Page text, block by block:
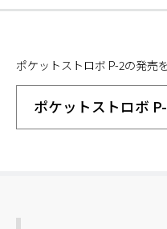
動
ポケットストロボ P-2の発売
ポケットストロボ